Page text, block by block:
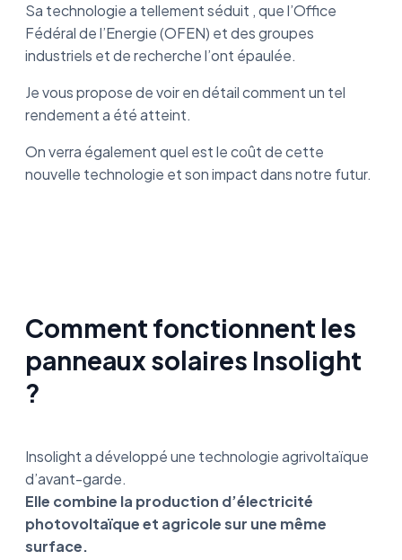
Sa technologie a tellement séduit , que l’Office
Fédéral de l’Energie (OFEN) et des groupes
industriels et de recherche l’ont épaulée.
Je vous propose de voir en détail comment un tel
rendement a été atteint.
On verra également quel est le coût de cette
nouvelle technologie et son impact dans notre futur.
Comment fonctionnent les
panneaux solaires Insolight
?
Insolight a développé une technologie agrivoltaïque
d’avant-garde.
Elle combine la production d’électricité
photovoltaïque et agricole sur une même
surface.